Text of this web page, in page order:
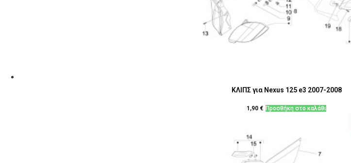
ΚΛΙΠΣ για Nexus 125 e3 2007-2008
1,90 € Προσθήκη στο καλάθι